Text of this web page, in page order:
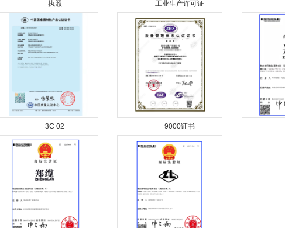
执照 工业生产许可证
3C 02 9000证书